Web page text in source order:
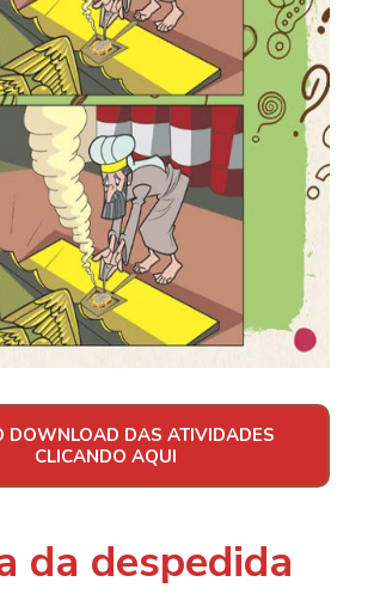
DOWNLOAD DAS ATIVIDADES
CLICANDO AQUI
da despedida